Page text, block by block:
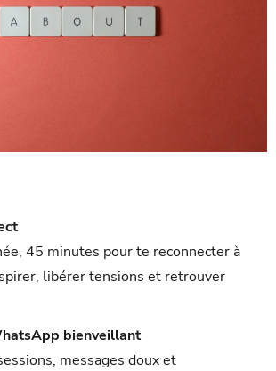
45 minutes pour te reconnecter à
libérer tensions et retrouver
bienveillant
messages doux et